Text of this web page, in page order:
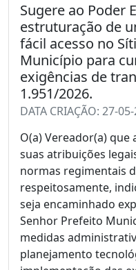
Sugere ao Poder
estruturação de
fácil acesso no
Município para
exigências de
1.951/2026.
DATA CRIAÇÃO: 27-
O(a) Vereador(a) que
suas atribuições
normas regimentais
respeitosamente,
seja encaminhado
Senhor Prefeito
medidas
planejamento